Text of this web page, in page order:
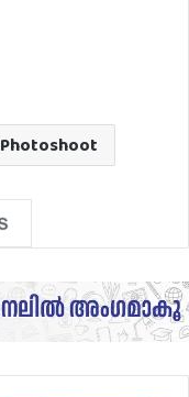
Photoshoot